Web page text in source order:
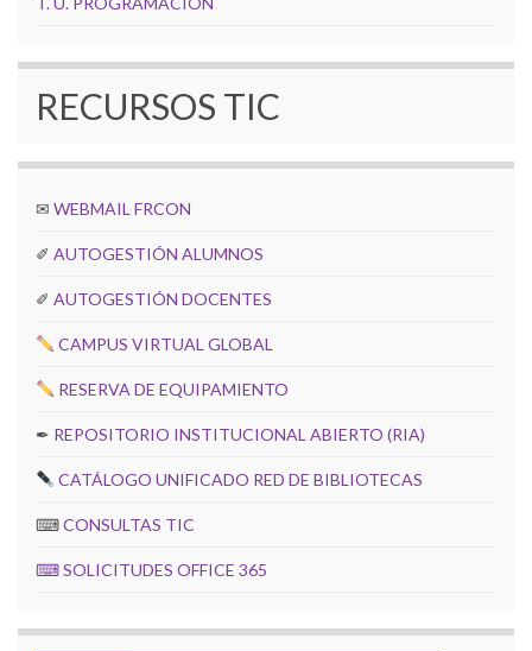
RECURSOS TIC
✉ WEBMAIL FRCON
✐ AUTOGESTIÓN ALUMNOS
✐ AUTOGESTIÓN DOCENTES
CAMPUS VIRTUAL GLOBAL
RESERVA DE EQUIPAMIENTO
✒ REPOSITORIO INSTITUCIONAL ABIERTO (RIA)
CATÁLOGO UNIFICADO RED DE BIBLIOTECAS
⌨CONSULTAS TIC
⌨SOLICITUDES OFFICE 365